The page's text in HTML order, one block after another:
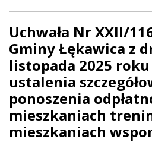
Uchwała Nr XXII/
Gminy Łękawica z
listopada 2025
ustalenia
ponoszenia
mieszkaniach
mieszkaniach